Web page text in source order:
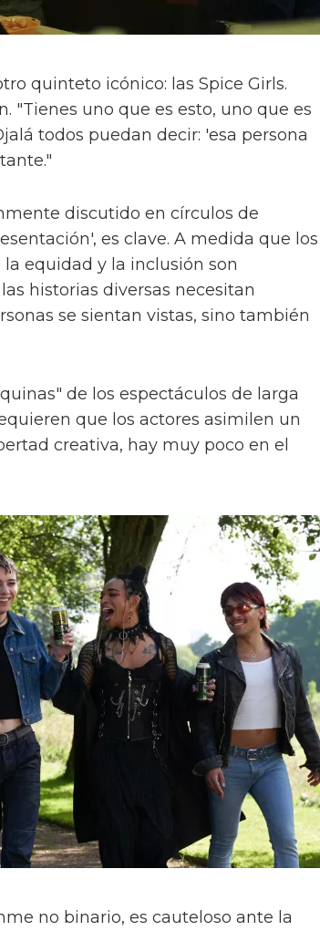
quinteto icónico: las Spice Girls.
"Tienes uno que es esto, uno que es
todos puedan decir: 'esa persona
discutido en círculos de
es clave. A medida que los
equidad y la inclusión son
historias diversas necesitan
se sientan vistas, sino también
de los espectáculos de larga
que los actores asimilen un
creativa, hay muy poco en el
no binario, es cauteloso ante la